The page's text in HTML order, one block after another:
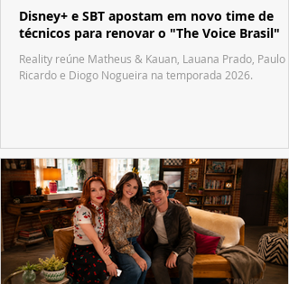
Disney+ e SBT apostam em novo time de
técnicos para renovar o "The Voice Brasil"
Reality reúne Matheus & Kauan, Lauana Prado, Paulo
Ricardo e Diogo Nogueira na temporada 2026.